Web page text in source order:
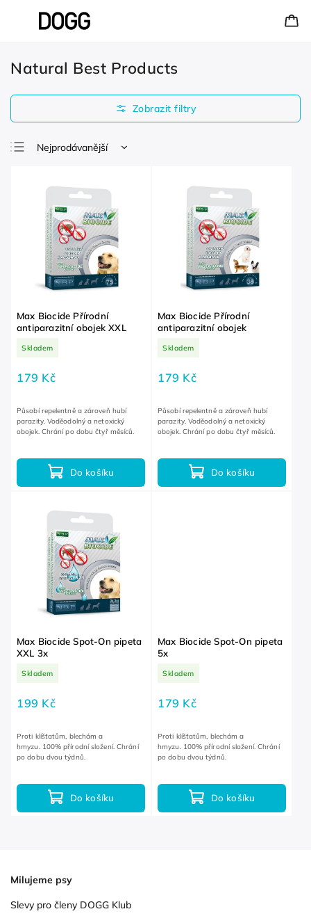
Natural Best Products
Nejprodávanější
Nejdražší
Abecedně
Max Biocide Přírodní
antiparazitní obojek XXL
Skladem
179 Kč
Do košíku
Působí repelentně a zároveň hubí
parazity. Voděodolný a netoxický
obojek. Chrání po dobu čtyř měsíců.
Max Biocide Přírodní
antiparazitní obojek
Skladem
179 Kč
Do košíku
Působí repelentně a zároveň hubí
parazity. Voděodolný a netoxický
obojek. Chrání po dobu čtyř měsíců.
Max Biocide Spot-On pipeta
XXL 3x
Skladem
199 Kč
Do košíku
Proti klíšťatům, blechám a
hmyzu. 100% přírodní složení. Chrání
po dobu dvou týdnů.
Max Biocide Spot-On pipeta
5x
Skladem
179 Kč
Do košíku
Proti klíšťatům, blechám a
hmyzu. 100% přírodní složení. Chrání
po dobu dvou týdnů.
Milujeme psy
Slevy pro členy DOGG Klub